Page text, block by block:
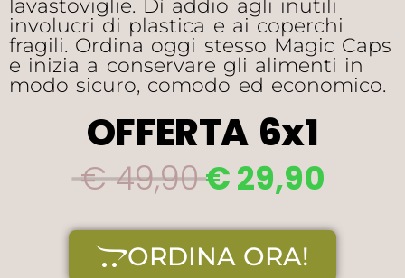
lavastoviglie. Dì addio agli inutili
involucri di plastica e ai coperchi
fragili. Ordina oggi stesso Magic Caps
e inizia a conservare gli alimenti in
modo sicuro, comodo ed economico.
OFFERTA 6x1
€ 49,90€ 29,90
ORDINA ORA!